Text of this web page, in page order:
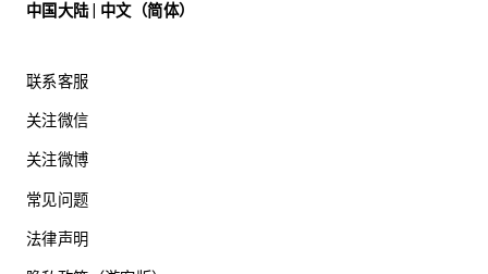
中国大陆 | 中文（简体）
联系客服
关注微信
关注微博
常见问题
法律声明